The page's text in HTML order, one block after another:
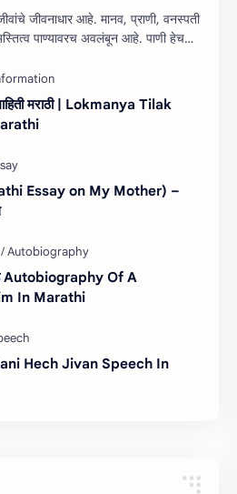
आहे. मानव, प्राणी, वनस्पती
पाण्यावरच अवलंबून आहे. पाणी हेच
मराठी | Lokmanya Tilak
Essay on My Mother) –
Autobiography Of A
In Marathi
Pani Hech Jivan Speech In